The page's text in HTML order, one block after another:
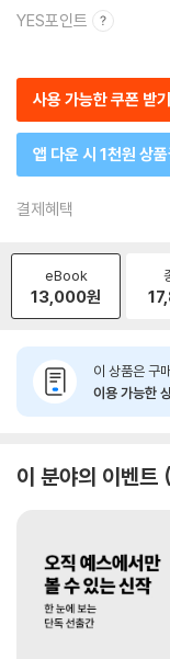
YES포인트
사용 가능한 쿠폰 받기
앱 다운 시 1천원 상
결제혜택
eBook
13,000원
이 상품은 구
이용 가능한
이 분야의 이벤트